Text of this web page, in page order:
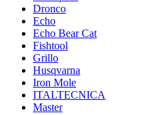
Dronco
Echo
Echo Bear Cat
Fishtool
Grillo
Husqvarna
Iron Mole
ITALTECNICA
Master